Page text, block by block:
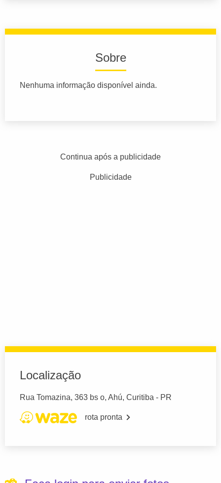
Sobre
Nenhuma informação disponível ainda.
Continua após a publicidade
Publicidade
Localização
Rua Tomazina, 363 bs o, Ahú, Curitiba - PR
rota pronta